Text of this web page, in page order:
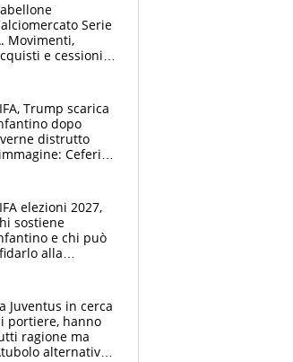
Serie
Movimenti,
e cessioni:
Trump scarica
dopo
distrutto
Ceferin
elezioni 2027,
sostiene
e chi può
alla
Juventus in cerca
portiere, hanno
ragione ma
alternativa